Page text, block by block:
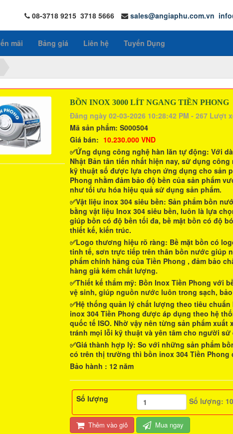
08-3718 9215 3718 5666 sales@angiaphu.com.vn
mãi Bảng giá Liên hệ Tuyển Dụng
BỒN INOX 3000 LÍT NGANG TIỀN PHONG
Đăng ngày 02-03-2026 10:28:42 PM - 267 Lượt
Mã sản phẩm:S000504
Giá bán: 10.230.000 VND
✅Ứng dụng công nghệ hàn lăn tự động: Với
Nhật Bản tân tiến nhất hiện nay, sử dụng
kỹ thuật số được lựa chọn ứng dụng cho sản
Phong nhằm đảm bảo độ bền của sản phẩm
như tối ưu hóa hiệu quả sử dụng sản phẩm.
✅Vật liệu inox 304 siêu bền: Sản phẩmbồn
bằng vật liệu Inox 304 siêu bền, luôn là lựa
giúp bồn có độ bền tối đa, bề mặt bồn có độ
thiết kế, kiến trúc.
✅Logo thương hiệu rõ ràng: Bề mặt bồn có
tinh tế, sơn trực tiếp trên thân bồn nước giúp
phẩm chính hãng củaTiền Phong , đảm bảo
hàng giả kém chất lượng.
✅Thiết kế thẩm mỹ: Bồn Inox Tiền Phongvới
vệ sinh, giúp nguồn nước luôn trong sạch,
✅Hệ thống quản lý chất lượng theo tiêu chuẩn
inox 304 Tiền Phong được áp dụng theo hệ
quốc tế ISO. Nhờ vậy nên từng sản phẩm
tránh mọi lỗi kỹ thuật và yên tâm cho người sử
✅Giá thành hợp lý: So với những sản phẩm
có trên thị trường thìbồn inox 304 Tiền Phong
Bảo hành : 12 năm
Số lượng Số lượng: 10
Thêm vào giỏ Mua ngay